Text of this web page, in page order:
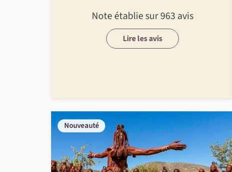
Note établie sur 963 avis
Lire les avis
Nouveauté